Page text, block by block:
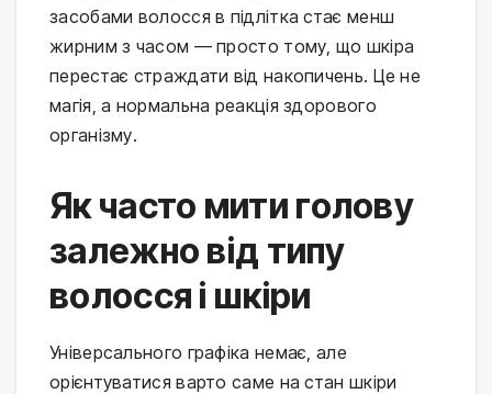
засобами волосся в підлітка стає менш
жирним з часом — просто тому, що шкіра
перестає страждати від накопичень. Це не
магія, а нормальна реакція здорового
організму.
Як часто мити голову
залежно від типу
волосся і шкіри
Універсального графіка немає, але
орієнтуватися варто саме на стан шкіри